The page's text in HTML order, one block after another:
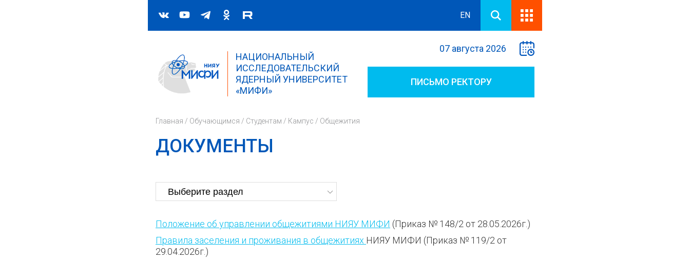
Форма поиска
EN
НАЦИОНАЛЬНЫЙ
ИССЛЕДОВАТЕЛЬСКИЙ
ЯДЕРНЫЙ УНИВЕРСИТЕТ
«МИФИ»
07 августа 2026
ПИСЬМО РЕКТОРУ
Главная / Обучающимся / Студентам / Кампус / Общежития
ДОКУМЕНТЫ
Положение об управлении общежитиями НИЯУ МИФИ (Приказ № 148/2 от 28.05.2026г.)
Правила заселения и проживания в общежитиях НИЯУ МИФИ (Приказ № 119/2 от
29.04.2026г.)